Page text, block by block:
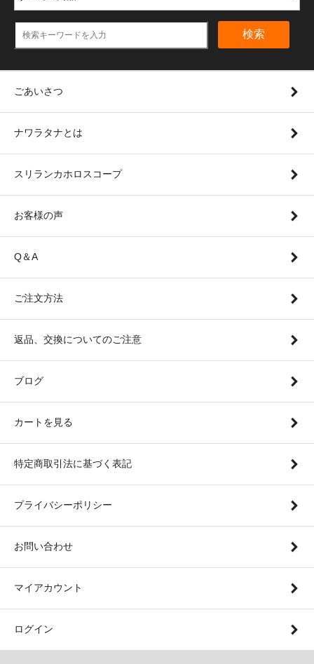
検索
ごあいさつ
ナワラタナとは
スリランカホロスコープ
お客様の声
Q＆A
ご注文方法
返品、交換についてのご注意
ブログ
カートを見る
特定商取引法に基づく表記
プライバシーポリシー
お問い合わせ
マイアカウント
ログイン